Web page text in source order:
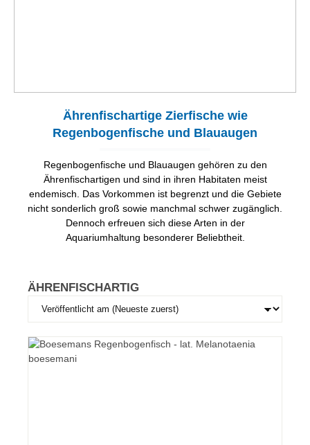
Ährenfischartige Zierfische wie
Regenbogenfische und Blauaugen
Regenbogenfische und Blauaugen gehören zu den
Ährenfischartigen und sind in ihren Habitaten meist
endemisch. Das Vorkommen ist begrenzt und die Gebiete
nicht sonderlich groß sowie manchmal schwer zugänglich.
Dennoch erfreuen sich diese Arten in der
Aquariumhaltung besonderer Beliebtheit.
ÄHRENFISCHARTIG